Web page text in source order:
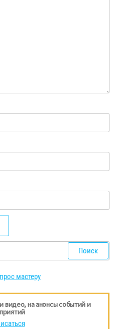
мастеру
видео, на анонсы событий и